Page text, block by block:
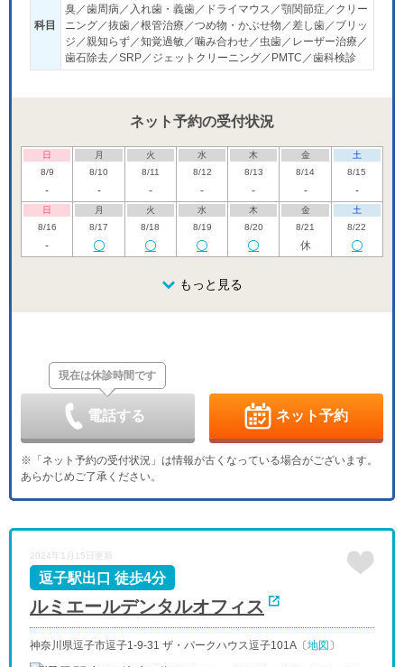
科目
臭／歯周病／入れ歯・義歯／ドライマウス／顎関節症／クリー
ニング／抜歯／根管治療／つめ物・かぶせ物／差し歯／ブリッ
ジ／親知らず／知覚過敏／噛み合わせ／虫歯／レーザー治療／
歯石除去／SRP／ジェットクリーニング／PMTC／歯科検診
ネット予約の受付状況
日
8/9
-
月
8/10
-
火
8/11
-
水
8/12
-
木
8/13
-
金
8/14
-
土
8/15
-
日
8/16
-
月
8/17
火
8/18
水
8/19
木
8/20
金
8/21
休
土
8/22
8/26
9/6
月
9/7
火
9/8
9/10
9/11
休
9/12
休
木
休
日
9/20
月
9/21
火
9/22
9/23
9/24
9/25
9/26
9/27
休
9/28
もっと見る
現在は休診時間です
電話する ネット予約
※「ネット予約の受付状況」は情報が古くなっている場合がございます。
あらかじめご了承ください。
2024年1月15日更新
ルミエールデンタルオフィス
逗子駅出口 徒歩4分
神奈川県逗子市逗子1-9-31 ザ・パークハウス逗子101A〔地図〕